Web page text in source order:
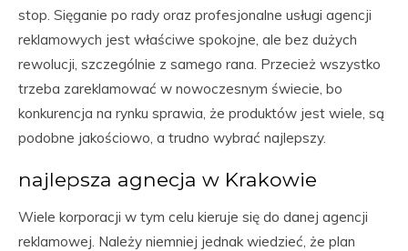
stop. Sięganie po rady oraz profesjonalne usługi agencji
reklamowych jest właściwe spokojne, ale bez dużych
rewolucji, szczególnie z samego rana. Przecież wszystko
trzeba zareklamować w nowoczesnym świecie, bo
konkurencja na rynku sprawia, że produktów jest wiele, są
podobne jakościowo, a trudno wybrać najlepszy.
najlepsza agnecja w Krakowie
Wiele korporacji w tym celu kieruje się do danej agencji
reklamowej. Należy niemniej jednak wiedzieć, że plan